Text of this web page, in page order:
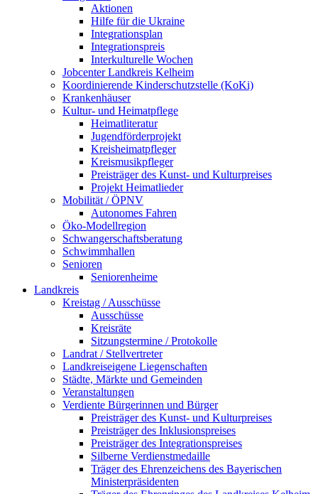
Aktionen
Hilfe für die Ukraine
Integrationsplan
Integrationspreis
Interkulturelle Wochen
Jobcenter Landkreis Kelheim
Koordinierende Kinderschutzstelle (KoKi)
Krankenhäuser
Kultur- und Heimatpflege
Heimatliteratur
Jugendförderprojekt
Kreisheimatpfleger
Kreismusikpfleger
Preisträger des Kunst- und Kulturpreises
Projekt Heimatlieder
Mobilität / ÖPNV
Autonomes Fahren
Öko-Modellregion
Schwangerschaftsberatung
Schwimmhallen
Senioren
Seniorenheime
Landkreis
Kreistag / Ausschüsse
Ausschüsse
Kreisräte
Sitzungstermine / Protokolle
Landrat / Stellvertreter
Landkreiseigene Liegenschaften
Städte, Märkte und Gemeinden
Veranstaltungen
Verdiente Bürgerinnen und Bürger
Preisträger des Kunst- und Kulturpreises
Preisträger des Inklusionspreises
Preisträger des Integrationspreises
Silberne Verdienstmedaille
Träger des Ehrenzeichens des Bayerischen
Ministerpräsidenten